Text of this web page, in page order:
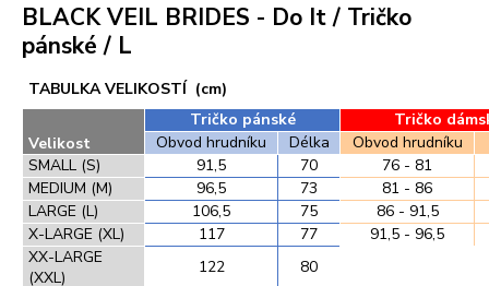
BLACK VEIL BRIDES - Do It / Tričko
pánské / L
TABULKA VELIKOSTÍ (cm)
Velikost
Tričko pánské
Tričko
Obvod hrudníku
Délka
Obvod hrudníku
SMALL (S)
91,5 70
76 - 81
MEDIUM (M)
96,5 73
81 - 86
LARGE (L)
106,5 75
86 - 91,5
X-LARGE (XL)
117 77
91,5 - 96,5
XX-LARGE
(XXL)
122 80